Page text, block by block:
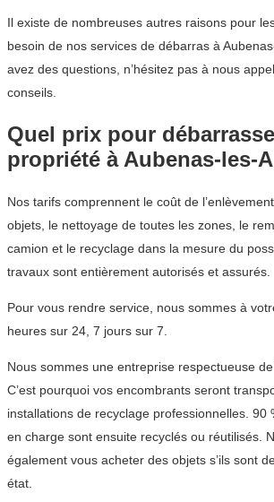
Il existe de nombreuses autres raisons pour
besoin de nos services de débarras à
avez des questions, n’hésitez pas à nous
conseils.
Quel prix pour
propriété à Aubenas-les-
Nos tarifs comprennent le coût de
objets, le nettoyage de toutes les zones, le
camion et le recyclage dans la mesure du
travaux sont entièrement autorisés et assurés.
Pour vous rendre service, nous sommes à
heures sur 24, 7 jours sur 7.
Nous sommes une entreprise respectueuse de
C’est pourquoi vos encombrants seront
installations de recyclage professionnelles. 90
en charge sont ensuite recyclés ou réutilisés.
également vous acheter des objets s’ils sont
état.